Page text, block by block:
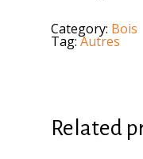
Category: Bois
Tag:Autres
Related